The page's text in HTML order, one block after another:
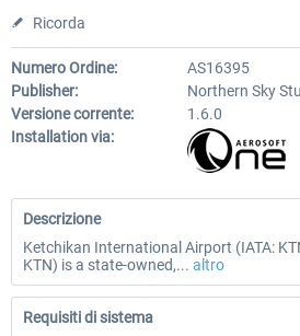
Ricorda
Numero Ordine:
AS16395
Publisher:
Northern Sky
Versione corrente:
1.6.0
Installation via:
Descrizione
Ketchikan International Airport (IATA:
KTN) is a state-owned,... altro
Requisiti di sistema